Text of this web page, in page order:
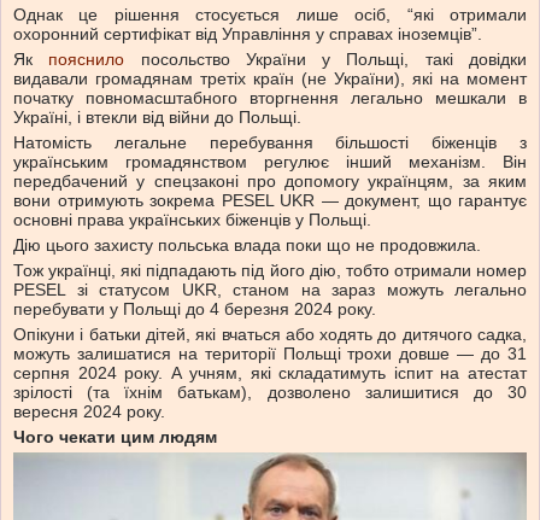
Однак це рішення стосується лише осіб, “які отримали
охоронний сертифікат від Управління у справах іноземців”.
Як пояснило посольство України у Польщі, такі довідки
видавали громадянам третіх країн (не України), які на момент
початку повномасштабного вторгнення легально мешкали в
Україні, і втекли від війни до Польщі.
Натомість легальне перебування більшості біженців з
українським громадянством регулює інший механізм. Він
передбачений у спецзаконі про допомогу українцям, за яким
вони отримують зокрема PESEL UKR — документ, що гарантує
основні права українських біженців у Польщі.
Дію цього захисту польська влада поки що не продовжила.
Тож українці, які підпадають під його дію, тобто отримали номер
PESEL зі статусом UKR, станом на зараз можуть легально
перебувати у Польщі до 4 березня 2024 року.
Опікуни і батьки дітей, які вчаться або ходять до дитячого садка,
можуть залишатися на території Польщі трохи довше — до 31
серпня 2024 року. А учням, які складатимуть іспит на атестат
зрілості (та їхнім батькам), дозволено залишитися до 30
вересня 2024 року.
Чого чекати цим людям